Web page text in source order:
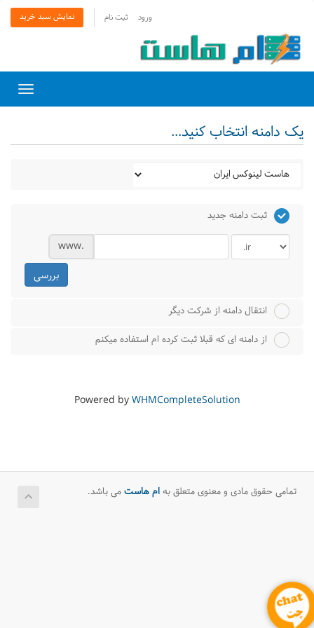
ورود ثبت نام نمایش سبد خرید
یک دامنه انتخاب کنید...
ثبت دامنه جدید
www.
بررسی
انتقال دامنه از شرکت دیگر
از دامنه ای که قبلا ثبت کرده ام استفاده میکنم
Powered byWHMCompleteSolution
تمامی حقوق مادی و معنوی متعلق بهام هاستمی باشد.